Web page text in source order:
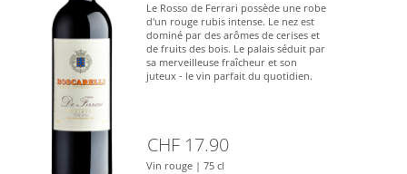
Le Rosso de Ferrari possède une robe
d'un rouge rubis intense. Le nez est
dominé par des arômes de cerises et
de fruits des bois. Le palais séduit par
sa merveilleuse fraîcheur et son
juteux - le vin parfait du quotidien.
CHF 17.90
Vin rouge | 75 cl